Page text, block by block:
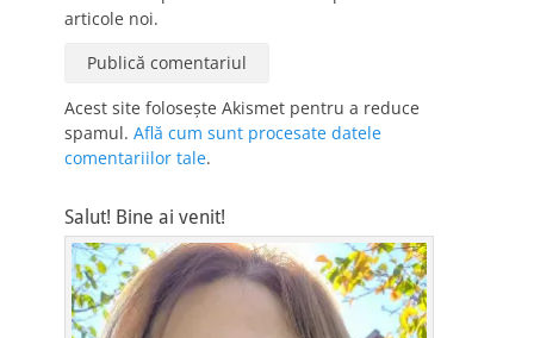
articole noi.
Acest site folosește Akismet pentru a reduce
spamul. Află cum sunt procesate datele
comentariilor tale.
Salut! Bine ai venit!